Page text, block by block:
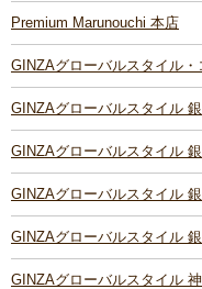
Premium Marunouchi 本店
GINZAグローバルスタイル
GINZAグローバルスタイル
GINZAグローバルスタイル
GINZAグローバルスタイル
GINZAグローバルスタイル
GINZAグローバルスタイル